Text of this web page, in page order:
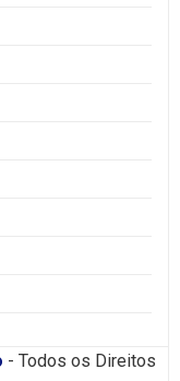
- Todos os Direitos